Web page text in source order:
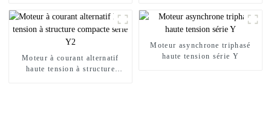
Moteur à courant alternatif
haute tension à structure
Moteur asynchrone triphasé
haute tension série Y